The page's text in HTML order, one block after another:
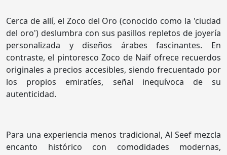
Cerca de allí, el Zoco del Oro (conocido como la 'ciudad
del oro') deslumbra con sus pasillos repletos de joyería
personalizada y diseños árabes fascinantes. En
contraste, el pintoresco Zoco de Naif ofrece recuerdos
originales a precios accesibles, siendo frecuentado por
los propios emiratíes, señal inequívoca de su
autenticidad.
Para una experiencia menos tradicional, Al Seef mezcla
encanto histórico con comodidades modernas,